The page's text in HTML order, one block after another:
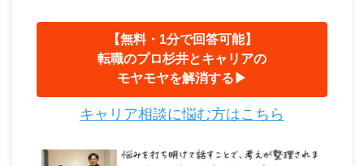
【無料・1分で回答可能】
転職のプロ杉井とキャリアの
モヤモヤを解消する▶︎
キャリア相談に悩む方はこちら